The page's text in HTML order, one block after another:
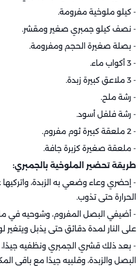
- كيلو ملوخية مفرومة.
- نصف كيلو جمبري صغير ومقشر.
- بصلة صغيرة الحجم ومفرومة.
- 3 أكواب ماء.
- 3 ملاعق كبيرة زبدة.
- رشة ملح.
- رشة فلفل أسود.
- 2 ملعقة كبيرة ثوم مفروم.
- ملعقة صغيرة كزبرة جافة.
طريقة تحضير الملوخية بالجمبري:
- إحضري وعاء وضعي به الزبدة،
الحرارة حتى تذوب.
- أضيفي البصل المفروم، وشوحيه في
على النار لمدة دقائق حتى يذبل ويتغير
- بعد ذلك قشري الجمبري ونظفيه
البصل والزبدة، وقلبيه جيدًا مع باقي